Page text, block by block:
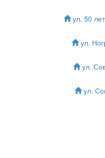
ул. 50
ул.
ул.
ул.